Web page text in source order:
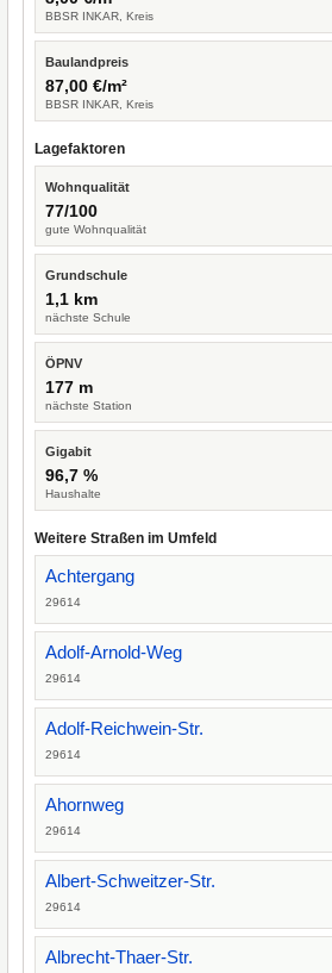
BBSR INKAR, Kreis
Baulandpreis
87,00 €/m²
BBSR INKAR, Kreis
Lagefaktoren
Wohnqualität
77/100
gute Wohnqualität
Grundschule
1,1 km
nächste Schule
ÖPNV
177 m
nächste Station
Gigabit
96,7 %
Haushalte
Weitere Straßen im Umfeld
Achtergang
29614
Adolf-Arnold-Weg
29614
Adolf-Reichwein-Str.
29614
Ahornweg
29614
Albert-Schweitzer-Str.
29614
Albrecht-Thaer-Str.